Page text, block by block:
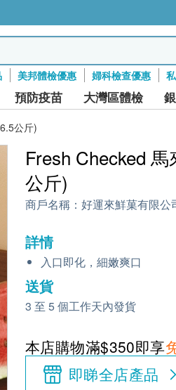
美邦體檢優惠 婦科檢查優惠
預防疫苗 大灣區體檢
公斤)
Fresh Checked
公斤)
商戶名稱： 好運來鮮菓有限公
詳情
入口即化，細嫩爽口
送貨
3 至 5 個工作天內發貨
本店購物滿$350即享
即睇全店產品